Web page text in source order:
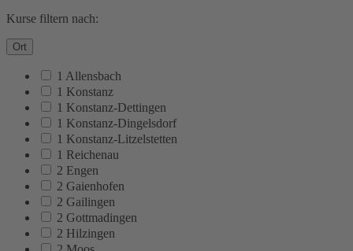
Kurse filtern nach:
Ort
1 Allensbach
1 Konstanz
1 Konstanz-Dettingen
1 Konstanz-Dingelsdorf
1 Konstanz-Litzelstetten
1 Reichenau
2 Engen
2 Gaienhofen
2 Gailingen
2 Gottmadingen
2 Hilzingen